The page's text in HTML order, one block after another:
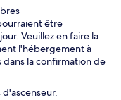
être
Veuillez en faire la
l'hébergement à
la confirmation de